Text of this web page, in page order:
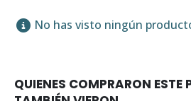
No has visto ningún